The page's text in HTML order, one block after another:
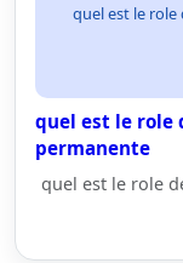
quel est le
quel est le role
permanente
quel est le role